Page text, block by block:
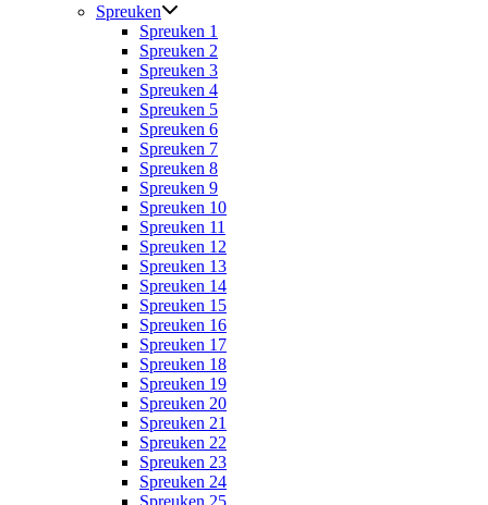
Spreuken
Spreuken 1
Spreuken 2
Spreuken 3
Spreuken 4
Spreuken 5
Spreuken 6
Spreuken 7
Spreuken 8
Spreuken 9
Spreuken 10
Spreuken 11
Spreuken 12
Spreuken 13
Spreuken 14
Spreuken 15
Spreuken 16
Spreuken 17
Spreuken 18
Spreuken 19
Spreuken 20
Spreuken 21
Spreuken 22
Spreuken 23
Spreuken 24
Spreuken 25